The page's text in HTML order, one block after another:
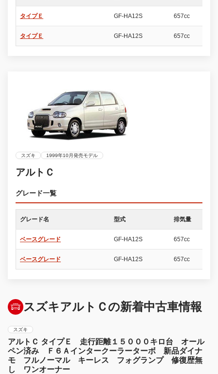
タイプＥ GF-HA12S 657cc
タイプＥ GF-HA12S 657cc
スズキ 1999年10月発売モデル
アルトＣ
グレード一覧
グレード名 型式 排気量
ベースグレード GF-HA12S 657cc
ベースグレード GF-HA12S 657cc
スズキアルトＣの新着中古車情報
スズキ
アルトＣ タイプＥ 走行距離１５０００キロ台 オール
ペン済み Ｆ６Ａインタークーラーターボ 新品ダイナ
モ フルノーマル キーレス フォグランプ 修復歴無
し ワンオーナー